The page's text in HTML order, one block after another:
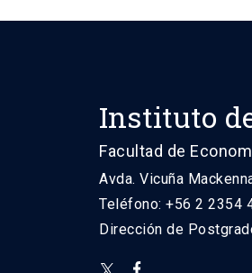
Instituto
Facultad de
Avda. Vicuña
Teléfono: +56 2 2354
Dirección de